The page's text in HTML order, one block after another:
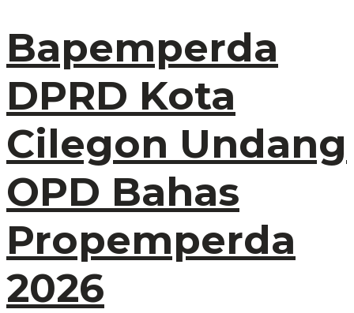
Bapemperda
DPRD Kota
Cilegon Undang
OPD Bahas
Propemperda
2026